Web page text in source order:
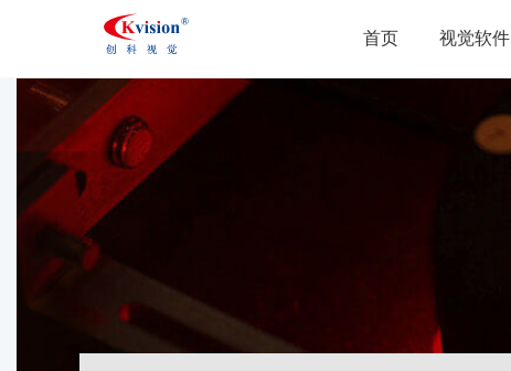
首页 视觉软件